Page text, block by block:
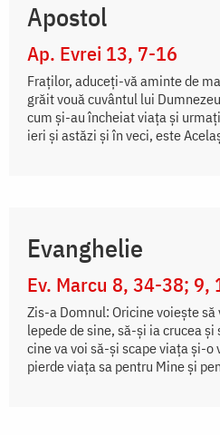
Apostol
Ap. Evrei 13, 7-16
Fraţilor, aduceţi-vă aminte de
grăit vouă cuvântul lui
cum şi-au încheiat viaţa şi
ieri şi astăzi şi în veci, este
Evanghelie
Ev. Marcu 8, 34-38; 9,
Zis-a Domnul: Oricine voiește să
lepede de sine, să-și ia crucea
cine va voi să-și scape viața și-o
pierde viața sa pentru Mine și